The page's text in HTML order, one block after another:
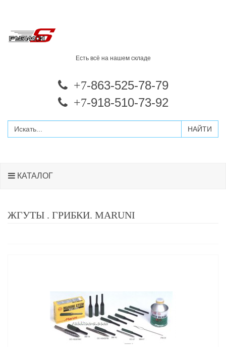
Есть всё на нашем складе
+7-863-525-78-79
+7-918-510-73-92
КАТАЛОГ
ЖГУТЫ . ГРИБКИ. MARUNI